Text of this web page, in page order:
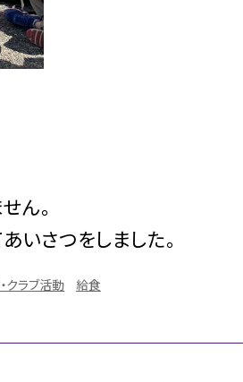
ん。
いさつをしました。
クラブ活動 給食